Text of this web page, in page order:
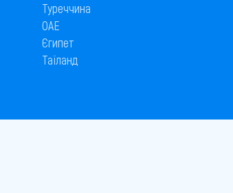
Туреччина
ОАЕ
Єгипет
Таїланд